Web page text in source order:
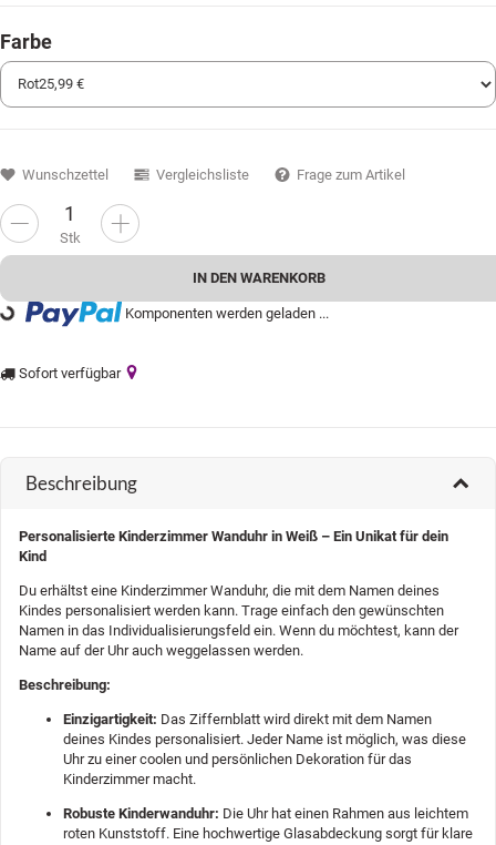
Farbe
Stk
IN DEN WARENKORB
Komponenten werden geladen ...
Sofort verfügbar
Wunschzettel Vergleichsliste Frage zum Artikel
Beschreibung
Personalisierte Kinderzimmer Wanduhr in Weiß – Ein Unikat für dein
Kind
Du erhältst eine Kinderzimmer Wanduhr, die mit dem Namen deines
Kindes personalisiert werden kann. Trage einfach den gewünschten
Namen in das Individualisierungsfeld ein. Wenn du möchtest, kann der
Name auf der Uhr auch weggelassen werden.
Beschreibung:
Einzigartigkeit: Das Ziffernblatt wird direkt mit dem Namen
deines Kindes personalisiert. Jeder Name ist möglich, was diese
Uhr zu einer coolen und persönlichen Dekoration für das
Kinderzimmer macht.
Robuste Kinderwanduhr: Die Uhr hat einen Rahmen aus leichtem
roten Kunststoff. Eine hochwertige Glasabdeckung sorgt für klare